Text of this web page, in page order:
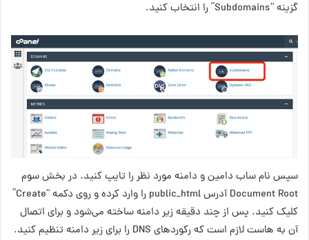
گزینه “Subdomains” را انتخاب کنید.
سپس نام ساب دامین و دامنه مورد نظر را تایپ کنید. در بخش سوم
Document Root آدرس public_html را وارد کرده و روی دکمه “Create”
کلیک کنید. پس از چند دقیقه زیر دامنه ساخته می‌شود و برای اتصال
آن به هاست لازم است که رکوردهای DNS را برای زیر دامنه تنظیم کنید.